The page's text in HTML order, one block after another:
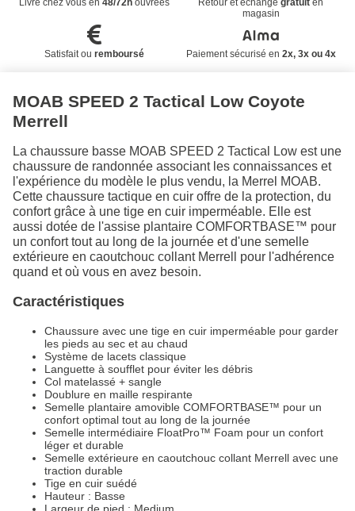
magasin
Satisfait ou remboursé Paiement sécurisé en 2x, 3x ou 4x
MOAB SPEED 2 Tactical Low Coyote
Merrell
La chaussure basse MOAB SPEED 2 Tactical Low est une
chaussure de randonnée associant les connaissances et
l'expérience du modèle le plus vendu, la Merrel MOAB.
Cette chaussure tactique en cuir offre de la protection, du
confort grâce à une tige en cuir imperméable. Elle est
aussi dotée de l'assise plantaire COMFORTBASE™ pour
un confort tout au long de la journée et d'une semelle
extérieure en caoutchouc collant Merrell pour l'adhérence
quand et où vous en avez besoin.
Caractéristiques
Chaussure avec une tige en cuir imperméable pour garder
les pieds au sec et au chaud
Système de lacets classique
Languette à soufflet pour éviter les débris
Col matelassé + sangle
Doublure en maille respirante
Semelle plantaire amovible COMFORTBASE™ pour un
confort optimal tout au long de la journée
Semelle intermédiaire FloatPro™ Foam pour un confort
léger et durable
Semelle extérieure en caoutchouc collant Merrell avec une
traction durable
Tige en cuir suédé
Hauteur : Basse
Largeur de pied : Medium